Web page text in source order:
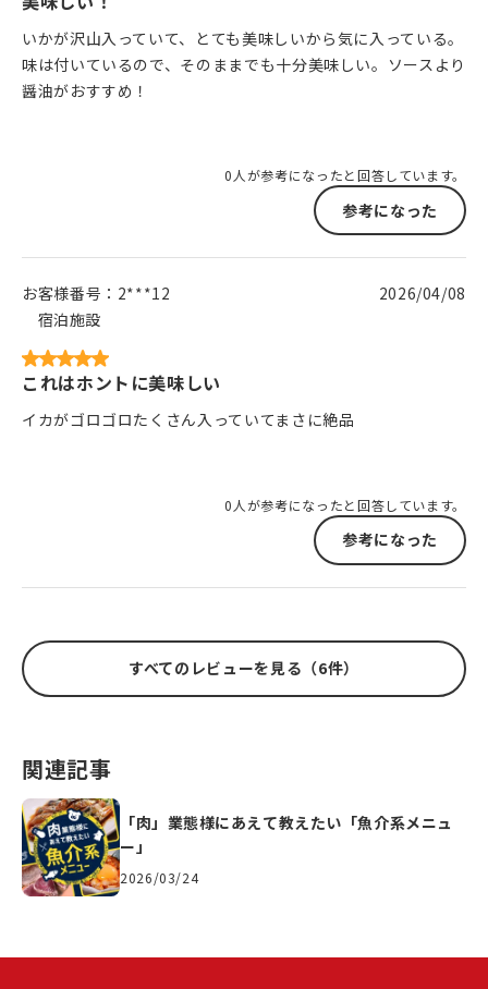
いかが沢山入っていて、とても美味しいから気に入っている。
味は付いているので、そのままでも十分美味しい。ソースより
醤油がおすすめ！
0人が参考になったと回答しています。
参考になった
お客様番号： 2***12
宿泊施設
2026/04/08
これはホントに美味しい
イカがゴロゴロたくさん入っていてまさに絶品
0人が参考になったと回答しています。
参考になった
すべてのレビューを見る（6件）
関連記事
「肉」業態様にあえて教えたい「魚介系メニュ
ー」
2026/03/24